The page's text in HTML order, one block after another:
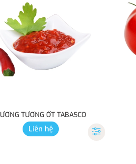
TƯƠNG ỚT TABASCO
Liên hệ